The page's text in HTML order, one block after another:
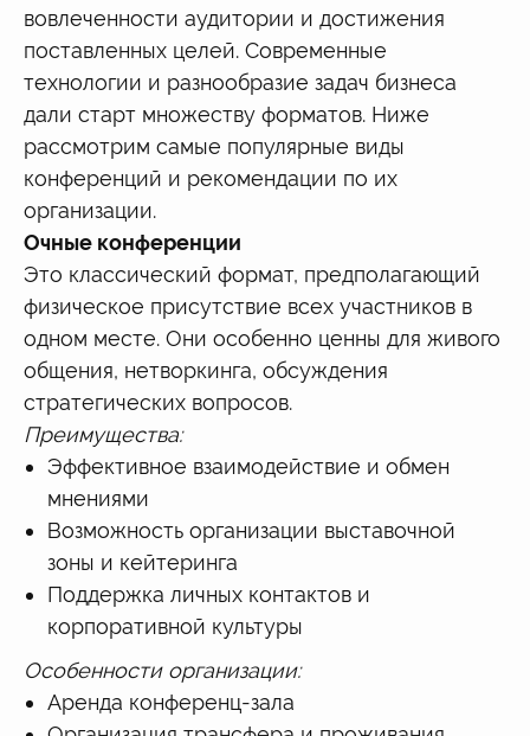
вовлеченности аудитории и достижения
поставленных целей. Современные
технологии и разнообразие задач бизнеса
дали старт множеству форматов. Ниже
рассмотрим самые популярные виды
конференций и рекомендации по их
организации.
Очные конференции
Это классический формат, предполагающий
физическое присутствие всех участников в
одном месте. Они особенно ценны для живого
общения, нетворкинга, обсуждения
стратегических вопросов.
Преимущества:
Эффективное взаимодействие и обмен
мнениями
Возможность организации выставочной
зоны и кейтеринга
Поддержка личных контактов и
корпоративной культуры
Особенности организации:
Аренда конференц-зала